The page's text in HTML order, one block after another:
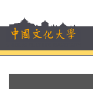
到
主
要